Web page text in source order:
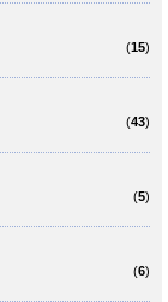
(15)
(43)
(5)
(6)